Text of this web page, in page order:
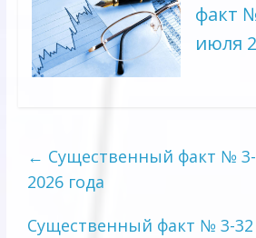
факт
июля
← Существенный факт №
2026 года
Существенный факт № 3-